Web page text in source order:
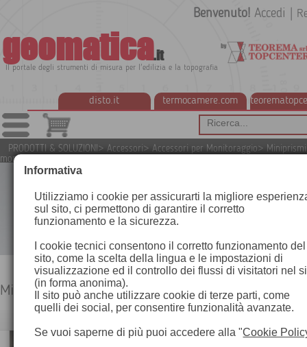
geomatica.it
Il portale degli strumenti di misura per l'edilizia e la topografia
disto.it termocamere.com
Benvenuto! Accedi
PRODOTTI & SOLUZIONI> Accessori> Accessori per Monitoraggio>
monitoraggio
Miniprismi per monitoraggio
Miniprisma con montatura in plastica con
Informativa
Utilizziamo i cookie per assicurarti la migliore
sul sito, ci permettono di garantire il corretto
funzionamento e la sicurezza.
I cookie tecnici consentono il corretto funzionamento del
sito, come la scelta della lingua e le impostazioni di
visualizzazione ed il controllo dei flussi di visitatori nel
(in forma anonima).
Il sito può anche utilizzare cookie di terze parti, come
quelli dei social, per consentire funzionalità avanzate.
Se vuoi saperne di più puoi accedere alla "Cookie